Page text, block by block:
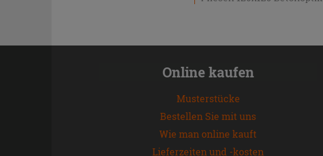
Online kaufen
Musterstücke
Bestellen Sie mit uns
Wie man online kauft
Lieferzeiten und -kosten